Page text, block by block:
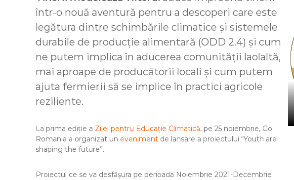
într-o nouă aventură pentru a descoperi care este
legătura dintre schimbările climatice și sistemele
durabile de producție alimentară (ODD 2.4) și cum
ne putem implica în aducerea comunității laolaltă,
mai aproape de producătorii locali și cum putem
ajuta fermierii să se implice în practici agricole
reziliente.
La prima ediție a Zilei pentru Educație Climatică, pe 25 noiembrie, Go
Romania a organizat un eveniment de lansare a proiectului “Youth are
shaping the future”.
Proiectul ce se va desfășura pe perioada Noiembrie 2021-Decembrie